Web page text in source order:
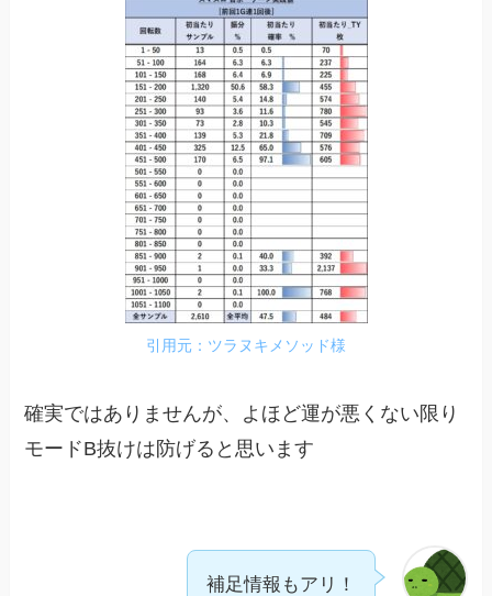
引用元：ツラヌキメソッド様
確実ではありませんが、よほど運が悪くない限り
モードB抜けは防げると思います
補足情報もアリ！